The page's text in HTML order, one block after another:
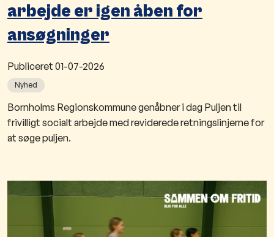
arbejde er igen åben for
ansøgninger
Publiceret 01-07-2026
Nyhed
Bornholms Regionskommune genåbner i dag Puljen til
frivilligt socialt arbejde med reviderede retningslinjerne for
at søge puljen.